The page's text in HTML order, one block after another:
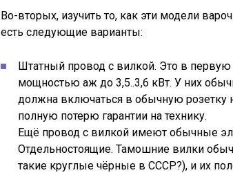
Во-вторых, изучить то, как эти модели
есть следующие варианты:
Штатный провод с вилкой. Это в первую
мощностью аж до 3,5..3,6 кВт. У них
должна включаться в обычную розетку
полную потерю гарантии на технику.
Ещё провод с вилкой имеют обычные
Отдельностоящие. Тамошние вилки
такие круглые чёрные в СССР?), и их